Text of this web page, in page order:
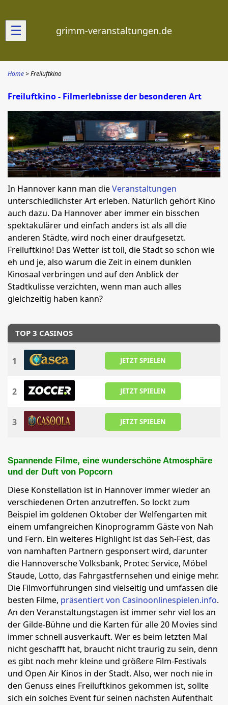
☰ grimm-veranstaltungen.de
Home Freiluftkino
Freiluftkino - Filmerlebnisse der besonderen Art
In Hannover kann man dieVeranstaltungen
unterschiedlichster Art erleben. Natürlich gehört Kino
auch dazu. Da Hannover aber immer ein bisschen
spektakulärer und einfach anders ist als all die
anderen Städte, wird noch einer draufgesetzt.
Freiluftkino! Das Wetter ist toll, die Stadt so schön wie
eh und je, also warum die Zeit in einem dunklen
Kinosaal verbringen und auf den Anblick der
Stadtkulisse verzichten, wenn man auch alles
gleichzeitig haben kann?
TOP 3 CASINOS
1 JETZT SPIELEN
2 JETZT SPIELEN
3 JETZT SPIELEN
Spannende Filme, eine wunderschöne Atmosphäre
und der Duft von Popcorn
Diese Konstellation ist in Hannover immer wieder an
verschiedenen Orten anzutreffen. So lockt zum
Beispiel im goldenen Oktober der Welfengarten mit
einem umfangreichen Kinoprogramm Gäste von Nah
und Fern. Ein weiteres Highlight ist das Seh-Fest, das
von namhaften Partnern gesponsert wird, darunter
die Hannoversche Volksbank, Protec Service, Möbel
Staude, Lotto, das Fahrgastfernsehen und einige mehr.
Die Filmvorführungen sind vielseitig und umfassen die
besten Filme, präsentiert von Casinoonlinespielen.info.
An den Veranstaltungstagen ist immer sehr viel los an
der Gilde-Bühne und die Karten für alle 20 Movies sind
immer schnell ausverkauft. Wer es beim letzten Mal
nicht geschafft hat, braucht nicht traurig zu sein, denn
es gibt noch mehr kleine und größere Film-Festivals
und Open Air Kinos in der Stadt. Also, wer noch nie in
den Genuss eines Freiluftkinos gekommen ist, sollte
sich ein solches Event für seinen nächsten Aufenthalt